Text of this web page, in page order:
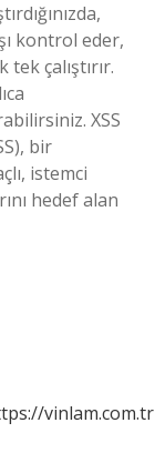
kontrol eder,
çalıştırır.
XSS
bir
istemci
hedef alan
vinlam.com.tr